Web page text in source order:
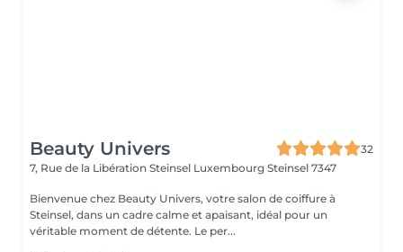
Beauty Univers
32
7, Rue de la Libération Steinsel Luxembourg Steinsel 7347
Bienvenue chez Beauty Univers, votre salon de coiffure à
Steinsel, dans un cadre calme et apaisant, idéal pour un
véritable moment de détente. Le per...